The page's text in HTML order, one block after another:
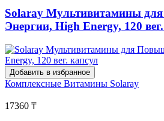
Solaray Мультивитамины
Энергии, High Energy, 120
Добавить в избранное
Комплексные Витамины Solaray
17360 ₸